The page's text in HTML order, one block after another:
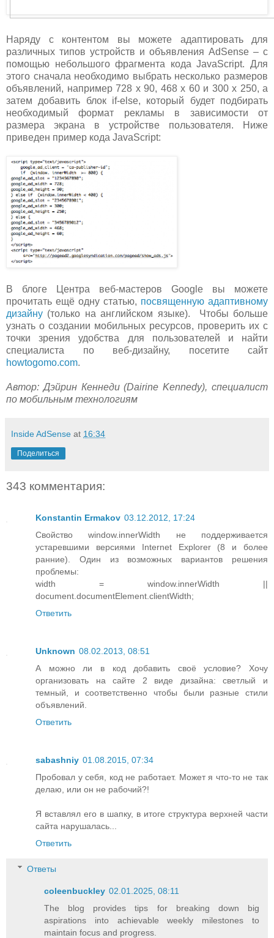
Наряду с контентом вы можете адаптировать для
различных типов устройств и объявления AdSense – с
помощью небольшого фрагмента кода JavaScript. Для
этого сначала необходимо выбрать несколько размеров
объявлений, например 728 x 90, 468 x 60 и 300 x 250, а
затем добавить блок if-else, который будет подбирать
необходимый формат рекламы в зависимости от
размера экрана в устройстве пользователя. Ниже
приведен пример кода JavaScript:
В блоге Центра веб-мастеров Google вы можете
прочитать ещё одну статью, посвященную адаптивному
дизайну (только на английском языке). Чтобы больше
узнать о создании мобильных ресурсов, проверить их с
точки зрения удобства для пользователей и найти
специалиста по веб-дизайну, посетите сайт
howtogomo.com.
Автор: Дэйрин Кеннеди (Dairine Kennedy), специалист
по мобильным технологиям
Inside AdSense at 16:34
Поделиться
343 комментария:
Konstantin Ermakov 03.12.2012, 17:24
Свойство window.innerWidth не поддерживается
устаревшими версиями Internet Explorer (8 и более
ранние). Один из возможных вариантов решения
проблемы:
width = window.innerWidth ||
document.documentElement.clientWidth;
Ответить
Unknown 08.02.2013, 08:51
А можно ли в код добавить своё условие? Хочу
организовать на сайте 2 виде дизайна: светлый и
темный, и соответственно чтобы были разные стили
объявлений.
Ответить
sabashniy 01.08.2015, 07:34
Пробовал у себя, код не работает. Может я что-то не так
делаю, или он не рабочий?!
Я вставлял его в шапку, в итоге структура верхней части
сайта нарушалась...
Ответить
Ответы
coleenbuckley 02.01.2025, 08:11
The blog provides tips for breaking down big
aspirations into achievable weekly milestones to
maintain focus and progress.